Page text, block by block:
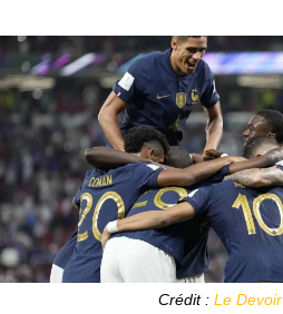
Crédit : Le Devoir